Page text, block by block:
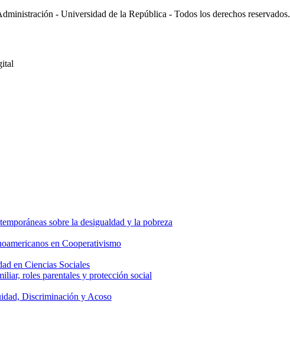
- Universidad de la República - Todos los derechos reservados.
sobre la desigualdad y la pobreza
en Cooperativismo
en Ciencias Sociales
roles parentales y protección social
Discriminación y Acoso